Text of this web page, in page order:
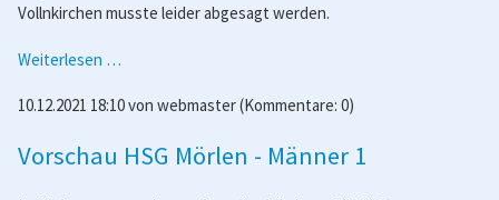
Vollnkirchen musste leider abgesagt werden.
Weiterlesen …
Wettertal
II
10.12.2021 18:10von webmaster(Kommentare: 0)
Vorschau HSG Mörlen - Männer 1